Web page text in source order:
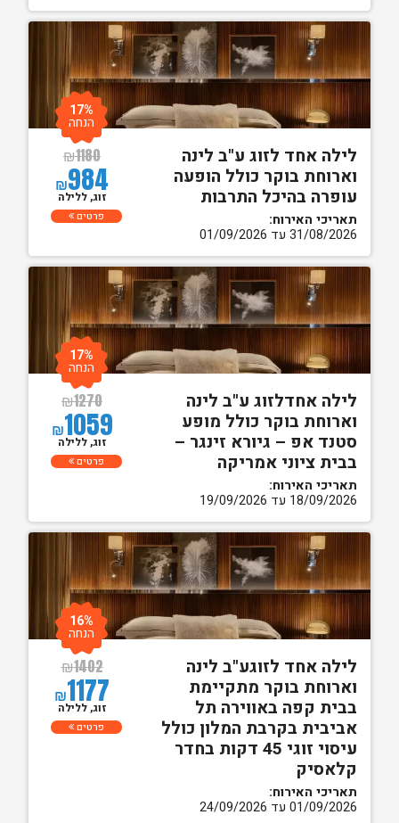
לילה אחד לזוג ע"ב לינה
וארוחת בוקר כולל הופעה
עופרה בהיכל התרבות
תאריכי האירוח:
31/08/2026 עד 01/09/2026
₪1180
₪984
17%
הנחה
זוג, ללילה
פרטים
לילה אחדלזוג ע"ב לינה
וארוחת בוקר כולל מופע
סטנד אפ – גיורא זינגר –
בבית ציוני אמריקה
תאריכי האירוח:
18/09/2026 עד 19/09/2026
₪1270
₪1059
17%
הנחה
זוג, ללילה
פרטים
לילה אחד לזוגע"ב לינה
וארוחת בוקר מתקיימת
בבית קפה באווירה תל
אביבית בקרבת המלון כולל
עיסוי זוגי 45 דקות בחדר
קלאסיק
תאריכי האירוח:
01/09/2026 עד 24/09/2026
₪1402
₪1177
16%
הנחה
זוג, ללילה
פרטים